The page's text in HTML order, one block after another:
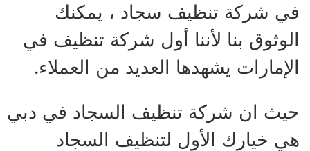
في شركة تنظيف سجاد ، يمكنك
الوثوق بنا لأننا أول شركة تنظيف في
الإمارات يشهدها العديد من العملاء.
حيث ان شركة تنظيف السجاد في دبي
هي خيارك الأول لتنظيف السجاد